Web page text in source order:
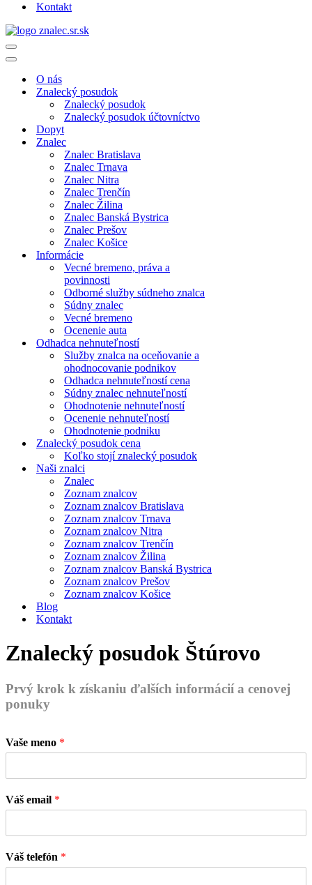
Kontakt
Menu
navigácie
Menu
navigácieO nás
Znalecký posudok
Znalecký posudok
Znalecký posudok účtovníctvo
Dopyt
Znalec
Znalec Bratislava
Znalec Trnava
Znalec Nitra
Znalec Trenčín
Znalec Žilina
Znalec Banská Bystrica
Znalec Prešov
Znalec Košice
Informácie
Vecné bremeno, práva a
povinnosti
Odborné služby súdneho znalca
Súdny znalec
Vecné bremeno
Ocenenie auta
Odhadca nehnuteľností
Služby znalca na oceňovanie a
ohodnocovanie podnikov
Odhadca nehnuteľností cena
Súdny znalec nehnuteľností
Ohodnotenie nehnuteľností
Ocenenie nehnuteľností
Ohodnotenie podniku
Znalecký posudok cena
Koľko stojí znalecký posudok
Naši znalci
Znalec
Zoznam znalcov
Zoznam znalcov Bratislava
Zoznam znalcov Trnava
Zoznam znalcov Nitra
Zoznam znalcov Trenčín
Zoznam znalcov Žilina
Zoznam znalcov Banská Bystrica
Zoznam znalcov Prešov
Zoznam znalcov Košice
Blog
Kontakt
Znalecký posudok Štúrovo
Prvý krok k získaniu ďalších informácií a cenovej
ponuky
Vaše meno *
Váš email *
Váš telefón *